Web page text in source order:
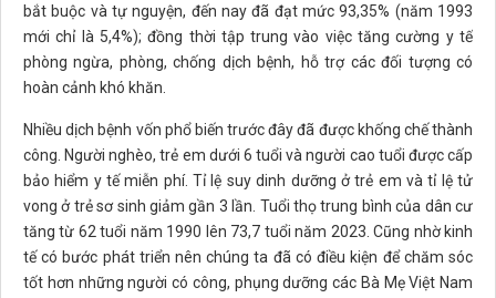
bắt buộc và tự nguyện, đến nay đã đạt mức 93,35% (năm 1993
mới chỉ là 5,4%); đồng thời tập trung vào việc tăng cường y tế
phòng ngừa, phòng, chống dịch bệnh, hỗ trợ các đối tượng có
hoàn cảnh khó khăn.
Nhiều dịch bệnh vốn phổ biến trước đây đã được khống chế thành
công. Người nghèo, trẻ em dưới 6 tuổi và người cao tuổi được cấp
bảo hiểm y tế miễn phí. Tỉ lệ suy dinh dưỡng ở trẻ em và tỉ lệ tử
vong ở trẻ sơ sinh giảm gần 3 lần. Tuổi thọ trung bình của dân cư
tăng từ 62 tuổi năm 1990 lên 73,7 tuổi năm 2023. Cũng nhờ kinh
tế có bước phát triển nên chúng ta đã có điều kiện để chăm sóc
tốt hơn những người có công, phụng dưỡng các Bà Mẹ Việt Nam